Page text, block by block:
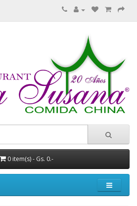
0 item(s) - Gs. 0.-